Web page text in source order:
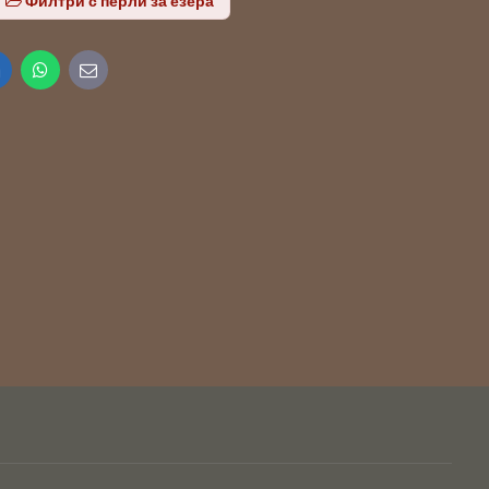
WhatsApp
E-
mail